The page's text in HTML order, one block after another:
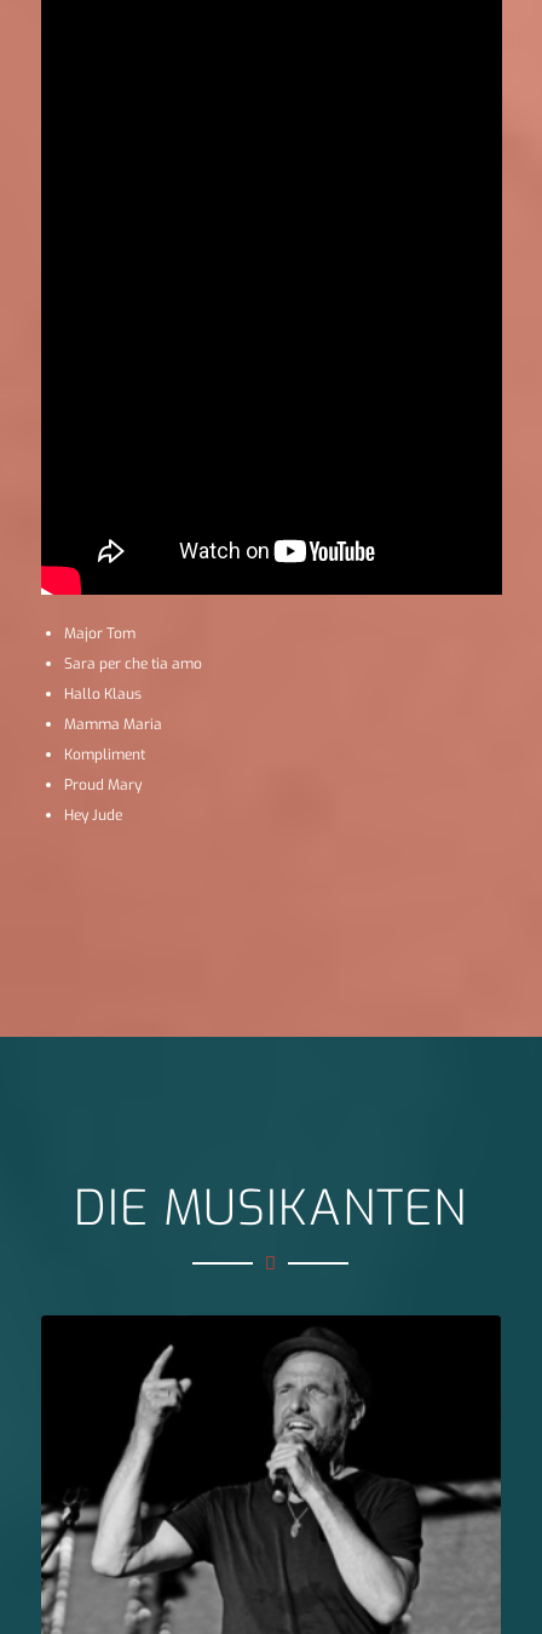
Major Tom
Sara per che tia amo
Hallo Klaus
Mamma Maria
Kompliment
Proud Mary
Hey Jude
DIE MUSIKANTEN